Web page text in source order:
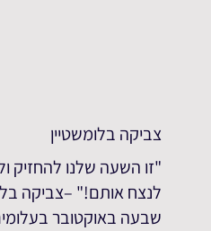
צביקה בלומשטיין
"זו השעה שלנו להחזיק
לנצח אותם!" –צביקה
שבעה באוקטובר